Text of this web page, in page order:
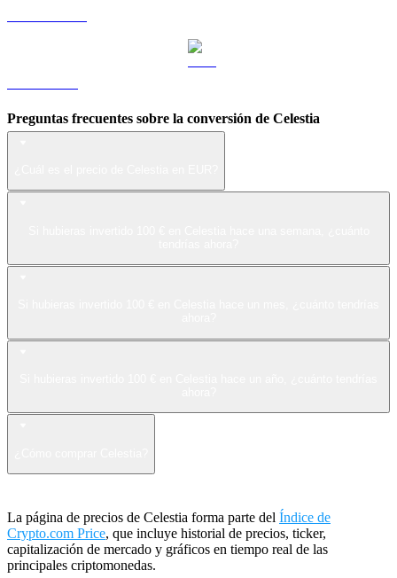
Preguntas frecuentes sobre la conversión de Celestia
La página de precios de Celestia forma parte del Índice de
Crypto.com Price, que incluye historial de precios, ticker,
capitalización de mercado y gráficos en tiempo real de las
principales criptomonedas.